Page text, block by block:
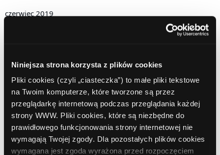
Niniejsza strona korzysta z plików cookies
Pliki cookies (czyli „ciasteczka”) to małe pliki tekstowe
na Twoim komputerze, które tworzone są przez
przeglądarkę internetową podczas przeglądania każdej
strony WWW. Pliki cookies, które są niezbędne do
prawidłowego funkcjonowania strony internetowej nie
wymagają Twojej zgody. Dla pozostałych plików cookies
wymagana jest zgoda wyrażona przed rozpoczęciem
czerwiec 2019
grudzień 2018
listopad 2018
październik 2018
wrzesień 2018
sierpień 2018